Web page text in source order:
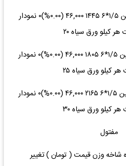
هر کیلو ورق سیاه ۲۰ اکسین ۱/۵*۶ ۱۴۴۵ ۴۶,۰۰۰ (۰.۰۰%)۰ نمودار
کیلو ورق سیاه ۲۰
هر کیلو ورق سیاه ۲۵ اکسین ۱/۵*۶ ۱۸۰۵ ۴۶,۰۰۰ (۰.۰۰%)۰ نمودار
کیلو ورق سیاه ۲۵
هر کیلو ورق سیاه ۳۰ اکسین ۱/۵*۶ ۲۱۶۵ ۴۶,۰۰۰ (۰.۰۰%)۰ نمودار
کیلو ورق سیاه ۳۰
مفتول
شاخه وزن قیمت ( تومان ) تغییر